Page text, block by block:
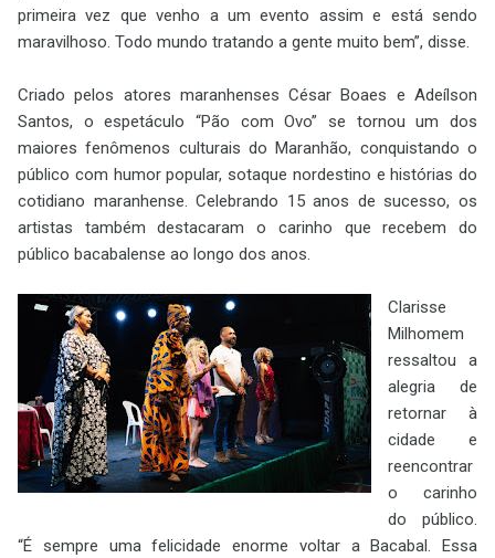
primeira vez que venho a um evento assim e está sendo
maravilhoso. Todo mundo tratando a gente muito bem”, disse.
Criado pelos atores maranhenses César Boaes e Adeílson
Santos, o espetáculo “Pão com Ovo” se tornou um dos
maiores fenômenos culturais do Maranhão, conquistando o
público com humor popular, sotaque nordestino e histórias do
cotidiano maranhense. Celebrando 15 anos de sucesso, os
artistas também destacaram o carinho que recebem do
público bacabalense ao longo dos anos.
Clarisse
Milhomem
ressaltou a
alegria de
retornar à
cidade e
reencontrar
o carinho
do público.
“É sempre uma felicidade enorme voltar a Bacabal. Essa